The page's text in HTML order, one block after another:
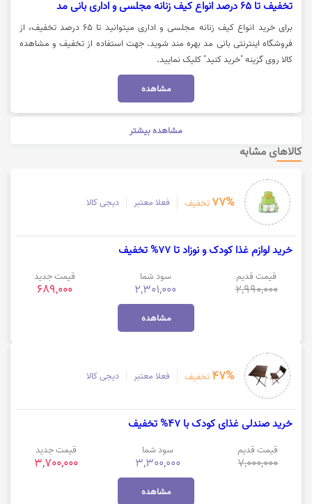
تخفیف تا 65 درصد انواع کیف زنانه مجلسی و اداری بانی مد
برای خرید انواع کیف زنانه مجلسی و اداری میتوانید تا 65 درصد تخفیف، از
فروشگاه اینترنتی بانی مد بهره مند شوید. جهت استفاده از تخفیف و مشاهده
کالا روی گزینه "خرید کنید" کلیک نمایید.
مشاهده
مشاهده بیشتر
کالاهای مشابه
77% تخفیف فعلا معتبر دیجی کالا
خرید لوازم غذا کودک و نوزاد تا 77% تخفیف
قیمت قدیم
2,990,000
سود شما
2,301,000
قیمت جدید
689,000
مشاهده
47% تخفیف فعلا معتبر دیجی کالا
خرید صندلی غذای کودک با 47% تخفیف
قیمت قدیم
7,000,000
سود شما
3,300,000
قیمت جدید
3,700,000
مشاهده